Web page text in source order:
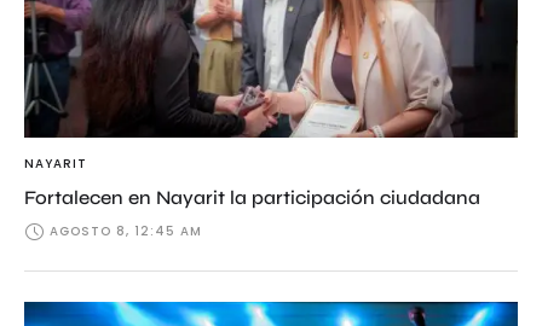
NAYARIT
Fortalecen en Nayarit la participación ciudadana
AGOSTO 8, 12:45 AM